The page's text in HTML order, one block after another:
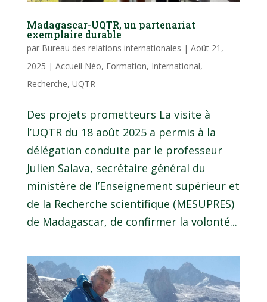
Madagascar-UQTR, un partenariat
exemplaire durable
par Bureau des relations internationales | Août 21,
2025 | Accueil Néo, Formation, International,
Recherche, UQTR
Des projets prometteurs La visite à
l’UQTR du 18 août 2025 a permis à la
délégation conduite par le professeur
Julien Salava, secrétaire général du
ministère de l’Enseignement supérieur et
de la Recherche scientifique (MESUPRES)
de Madagascar, de confirmer la volonté...